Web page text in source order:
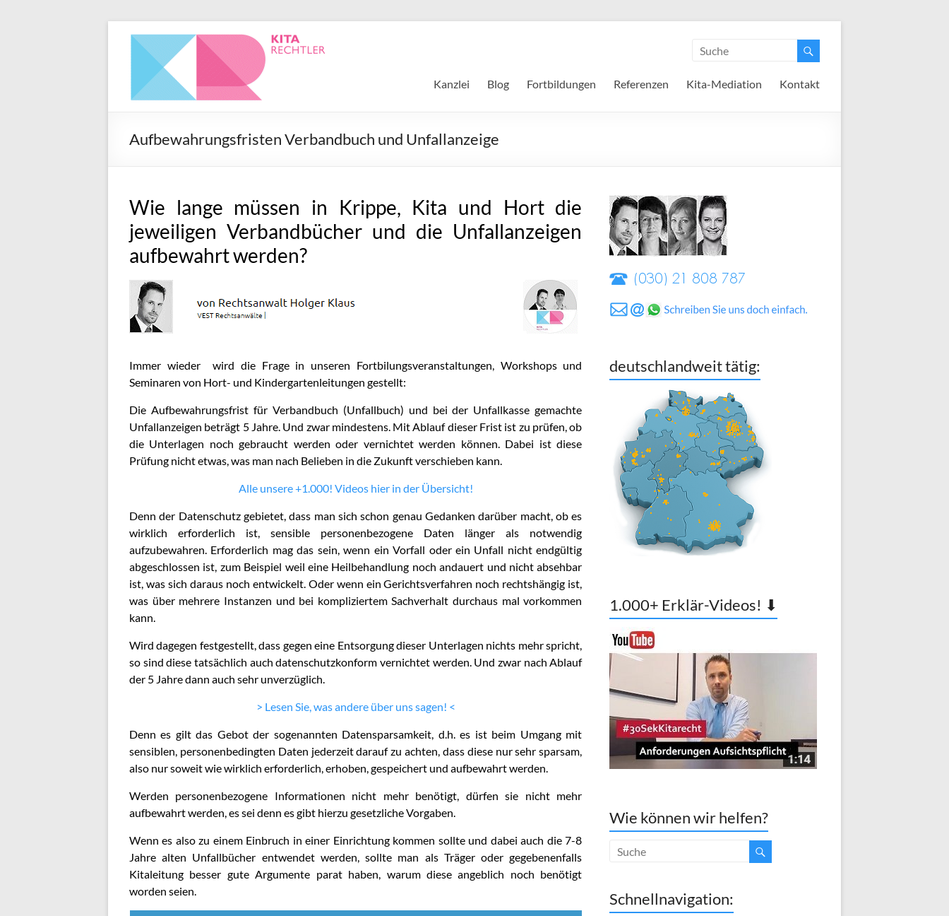
Kanzlei Blog Fortbildungen Referenzen Kita-Mediation Kontakt
Aufbewahrungsfristen Verbandbuch und Unfallanzeige
Wie lange müssen in Krippe, Kita und Hort die
jeweiligen Verbandbücher und die Unfallanzeigen
aufbewahrt werden?
Immer wieder wird die Frage in unseren Fortbilungsveranstaltungen, Workshops und
Seminaren von Hort- und Kindergartenleitungen gestellt:
Die Aufbewahrungsfrist für Verbandbuch (Unfallbuch) und bei der Unfallkasse gemachte
Unfallanzeigen beträgt 5 Jahre. Und zwar mindestens. Mit Ablauf dieser Frist ist zu prüfen, ob
die Unterlagen noch gebraucht werden oder vernichtet werden können. Dabei ist diese
Prüfung nicht etwas, was man nach Belieben in die Zukunft verschieben kann.
Alle unsere +1.000! Videos hier in der Übersicht!
Denn der Datenschutz gebietet, dass man sich schon genau Gedanken darüber macht, ob es
wirklich erforderlich ist, sensible personenbezogene Daten länger als notwendig
aufzubewahren. Erforderlich mag das sein, wenn ein Vorfall oder ein Unfall nicht endgültig
abgeschlossen ist, zum Beispiel weil eine Heilbehandlung noch andauert und nicht absehbar
ist, was sich daraus noch entwickelt. Oder wenn ein Gerichtsverfahren noch rechtshängig ist,
was über mehrere Instanzen und bei kompliziertem Sachverhalt durchaus mal vorkommen
kann.
Wird dagegen festgestellt, dass gegen eine Entsorgung dieser Unterlagen nichts mehr spricht,
so sind diese tatsächlich auch datenschutzkonform vernichtet werden. Und zwar nach Ablauf
der 5 Jahre dann auch sehr unverzüglich.
> Lesen Sie, was andere über uns sagen! <
Denn es gilt das Gebot der sogenannten Datensparsamkeit, d.h. es ist beim Umgang mit
sensiblen, personenbedingten Daten jederzeit darauf zu achten, dass diese nur sehr sparsam,
also nur soweit wie wirklich erforderlich, erhoben, gespeichert und aufbewahrt werden.
Werden personenbezogene Informationen nicht mehr benötigt, dürfen sie nicht mehr
aufbewahrt werden, es sei denn es gibt hierzu gesetzliche Vorgaben.
Wenn es also zu einem Einbruch in einer Einrichtung kommen sollte und dabei auch die 7-8
Jahre alten Unfallbücher entwendet werden, sollte man als Träger oder gegebenenfalls
Kitaleitung besser gute Argumente parat haben, warum diese angeblich noch benötigt
worden seien.
deutschlandweit tätig:
1.000+ Erklär-Videos! ⬇
Wie können wir helfen?
Schnellnavigation: